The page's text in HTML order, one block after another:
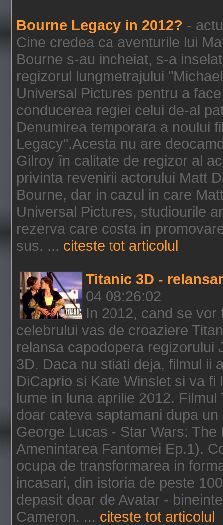
Bourne Legacy in 2012? -
Cine credea ca aventurile lui
Bourne s-au incheiat, s-a
regizorul lungmetrajului
Universal Pictures pentru a
conducerea regiei celui de-al
Denumirea temporara a noului
Legacy".Acesta nu are
Gilroy în calitate de regizor al
privinta revenirii actorului Matt
Bourne, dar in cazul in care
Universal Pictures, studiourile
rezerva care costa in
sus. ... citeste tot articolul
Titanic 3D -
04 08:26:02
In 2012, cand se
celebrului vas de croaziere
relansa capodopera regizorului
3D. Daca nu stiati deja, filmul ii
DiCaprio si Kate Winslet si va
lume in luna aprilie 2012.
doar cateva saptamani dupa
George Lucas - Star Wars:
Amenintarea Fantomei Ep.1).
ocupa de transformarea in
incasari, din istoria de peste
depasit doar de Avatar -
Cameron. ... citeste tot articolul